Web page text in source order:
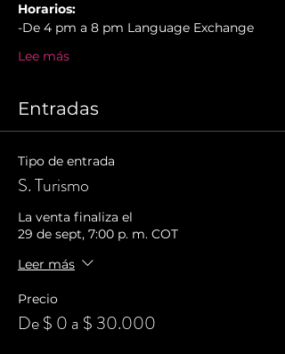
Horarios:
-De 4 pm a 8 pm Language Exchange
Lee más
Entradas
Tipo de entrada
S. Turismo
La venta finaliza el
29 de sept, 7:00 p. m. COT
Leer más
Precio
De $ 0 a $ 30.000